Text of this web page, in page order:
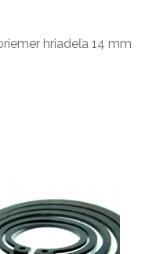
hriadeľa 14 mm